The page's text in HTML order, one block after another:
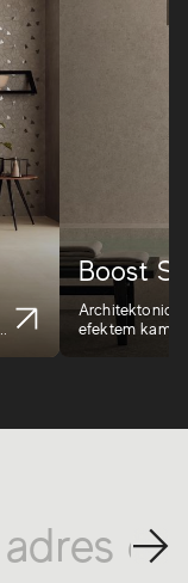
Boost
efektem